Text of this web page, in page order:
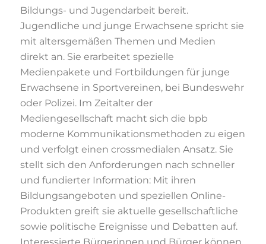
Bildungs- und Jugendarbeit bereit.
Jugendliche und junge Erwachsene spricht sie
mit altersgemäßen Themen und Medien
direkt an. Sie erarbeitet spezielle
Medienpakete und Fortbildungen für junge
Erwachsene in Sportvereinen, bei Bundeswehr
oder Polizei. Im Zeitalter der
Mediengesellschaft macht sich die bpb
moderne Kommunikationsmethoden zu eigen
und verfolgt einen crossmedialen Ansatz. Sie
stellt sich den Anforderungen nach schneller
und fundierter Information: Mit ihren
Bildungsangeboten und speziellen Online-
Produkten greift sie aktuelle gesellschaftliche
sowie politische Ereignisse und Debatten auf.